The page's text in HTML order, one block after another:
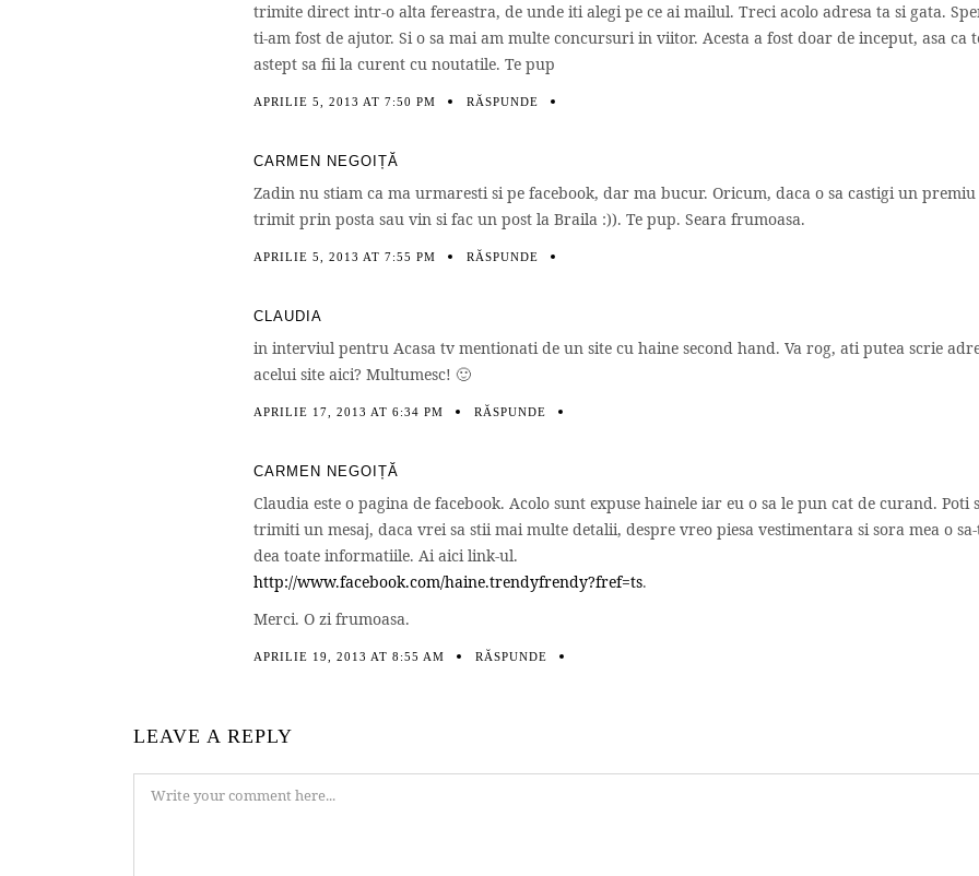
trimite direct intr-o alta fereastra, de unde iti alegi pe ce ai mailul. Treci acolo adresa ta si gata.
ti-am fost de ajutor. Si o sa mai am multe concursuri in viitor. Acesta a fost doar de inceput, asa ca
astept sa fii la curent cu noutatile. Te pup
APRILIE 5, 2013 AT 7:50 PM RĂSPUNDE
CARMEN NEGOIȚĂ
Zadin nu stiam ca ma urmaresti si pe facebook, dar ma bucur. Oricum, daca o sa castigi un
trimit prin posta sau vin si fac un post la Braila :)). Te pup. Seara frumoasa.
APRILIE 5, 2013 AT 7:55 PM RĂSPUNDE
CLAUDIA
in interviul pentru Acasa tv mentionati de un site cu haine second hand. Va rog, ati putea scrie
acelui site aici? Multumesc! 🙂
APRILIE 17, 2013 AT 6:34 PM RĂSPUNDE
CARMEN NEGOIȚĂ
Claudia este o pagina de facebook. Acolo sunt expuse hainele iar eu o sa le pun cat de curand. Poti
trimiti un mesaj, daca vrei sa stii mai multe detalii, despre vreo piesa vestimentara si sora mea o
dea toate informatiile. Ai aici link-ul.
http://www.facebook.com/haine.trendyfrendy?fref=ts.
Merci. O zi frumoasa.
APRILIE 19, 2013 AT 8:55 AM RĂSPUNDE
LEAVE A REPLY